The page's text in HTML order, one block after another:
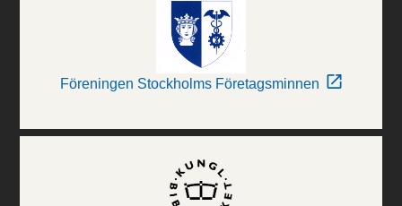
Föreningen Stockholms Företagsminnen